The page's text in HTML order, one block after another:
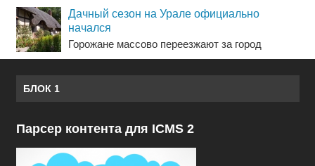
Дачный сезон на Урале официально
начался
Горожане массово переезжают за город
БЛОК 1
Парсер контента для ICMS 2